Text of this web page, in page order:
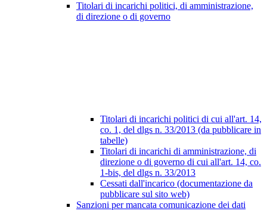
Titolari di incarichi politici, di amministrazione,
di direzione o di governo
Titolari di incarichi politici di cui all'art. 14,
co. 1, del dlgs n. 33/2013 (da pubblicare in
tabelle)
Titolari di incarichi di amministrazione, di
direzione o di governo di cui all'art. 14, co.
1-bis, del dlgs n. 33/2013
Cessati dall'incarico (documentazione da
pubblicare sul sito web)
Sanzioni per mancata comunicazione dei dati